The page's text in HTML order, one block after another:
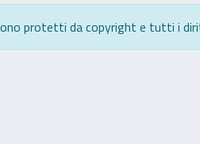
protetti da copyright e tutti i